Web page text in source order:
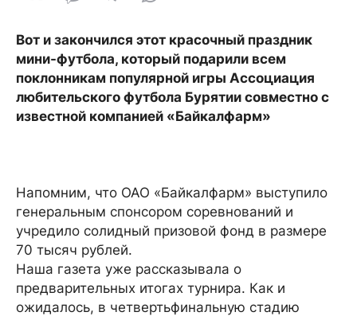
Вот и закончился этот красочный праздник
мини-футбола, который подарили всем
поклонникам популярной игры Ассоциация
любительского футбола Бурятии совместно с
известной компанией «Байкалфарм»
Напомним, что ОАО «Байкалфарм» выступило
генеральным спонсором соревнований и
учредило солидный призовой фонд в размере
70 тысяч рублей.
Наша газета уже рассказывала о
предварительных итогах турнира. Как и
ожидалось, в четвертьфинальную стадию